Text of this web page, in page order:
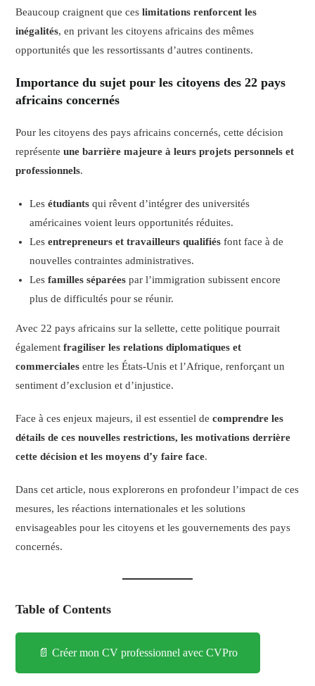
Beaucoup craignent que ceslimitations renforcent les
inégalités, en privant les citoyens africains des mêmes
opportunités que les ressortissants d’autres continents.
Importance du sujet pour les citoyens des 22 pays
africains concernés
Pour les citoyens des pays africains concernés, cette décision
représenteune barrière majeure à leurs projets personnels et
professionnels.
Lesétudiants qui rêvent d’intégrer des universités
américaines voient leurs opportunités réduites.
Lesentrepreneurs et travailleurs qualifiés font face à de
nouvelles contraintes administratives.
Lesfamilles séparées par l’immigration subissent encore
plus de difficultés pour se réunir.
Avec 22 pays africains sur la sellette, cette politique pourrait
égalementfragiliser les relations diplomatiques et
commerciales entre les États-Unis et l’Afrique, renforçant un
sentiment d’exclusion et d’injustice.
Face à ces enjeux majeurs, il est essentiel decomprendre les
détails de ces nouvelles restrictions, les motivations derrière
cette décision et les moyens d’y faire face.
Dans cet article, nous explorerons en profondeur l’impact de ces
mesures, les réactions internationales et les solutions
envisageables pour les citoyens et les gouvernements des pays
concernés.
Table of Contents
📄 Créer mon CV professionnel avec CVPro